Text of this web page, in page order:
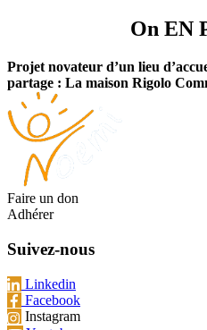
On EN
Projet novateur d’un lieu
partage : La maison Rigolo
Faire un don
Adhérer
Suivez-nous
Linkedin
Facebook
Instagram